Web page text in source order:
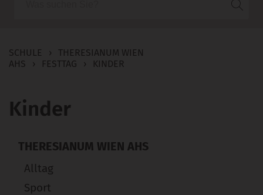
SCHULE ›
THERESIANUM WIEN
AHS
› FESTTAG › KINDER
Kinder
THERESIANUM WIEN AHS
Alltag
Sport